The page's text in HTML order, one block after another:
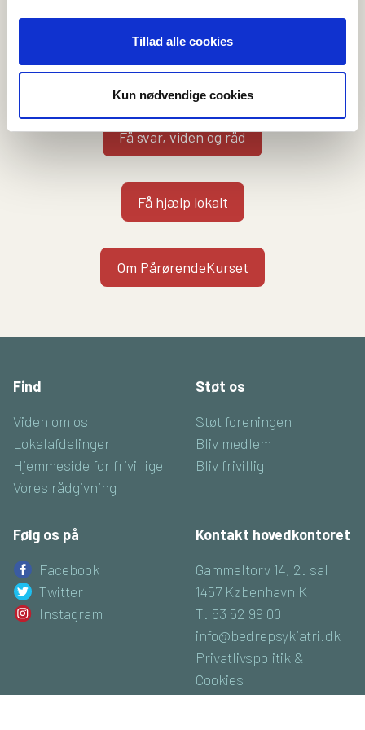
Tillad alle cookies
Kun nødvendige cookies
Vi kan hjælpe dig på flere måder
Kontakt en rådgiver
Få svar, viden og råd
Få hjælp lokalt
Om PårørendeKurset
Find
Viden om os
Lokalafdelinger
Hjemmeside for frivillige
Vores rådgivning
Støt os
Støt foreningen
Bliv medlem
Bliv frivillig
Følg os på
Facebook
Twitter
Instagram
Kontakt hovedkontoret
Gammeltorv 14, 2. sal
1457 København K
T. 53 52 99 00
info@bedrepsykiatri.dk
Privatlivspolitik &
Cookies